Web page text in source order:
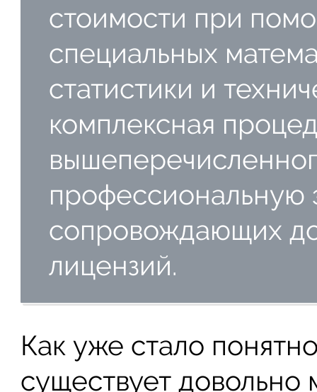
стоимости при
специальных
статистики и
комплексная
профессиональную
сопровождающих
лицензий.
Как уже стало
существует довольно